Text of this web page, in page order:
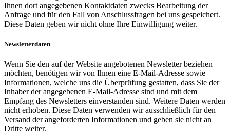
Ihnen dort angegebenen Kontaktdaten zwecks Bearbeitung der
Anfrage und für den Fall von Anschlussfragen bei uns gespeichert.
Diese Daten geben wir nicht ohne Ihre Einwilligung weiter.
Newsletterdaten
Wenn Sie den auf der Website angebotenen Newsletter beziehen
möchten, benötigen wir von Ihnen eine E-Mail-Adresse sowie
Informationen, welche uns die Überprüfung gestatten, dass Sie der
Inhaber der angegebenen E-Mail-Adresse sind und mit dem
Empfang des Newsletters einverstanden sind. Weitere Daten werden
nicht erhoben. Diese Daten verwenden wir ausschließlich für den
Versand der angeforderten Informationen und geben sie nicht an
Dritte weiter.